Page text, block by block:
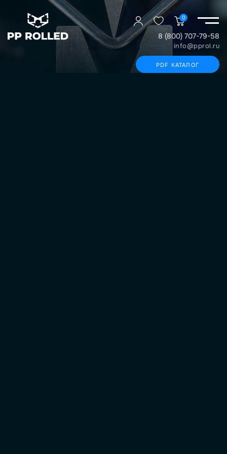
0
8 (800) 707-79-58
info@pprol.ru
PDF КАТАЛОГ